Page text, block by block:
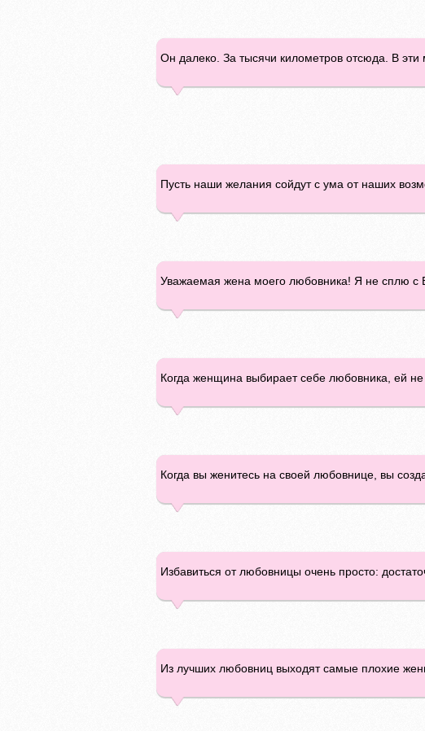
Он далеко. За тысячи километров отсюда. В
Пусть наши желания сойдут с ума от наших
Уважаемая жена моего любовника! Я не сплю
Когда женщина выбирает себе любовника, ей
Когда вы женитесь на своей любовнице, вы
Избавиться от любовницы очень просто:
Из лучших любовниц выходят самые плохие